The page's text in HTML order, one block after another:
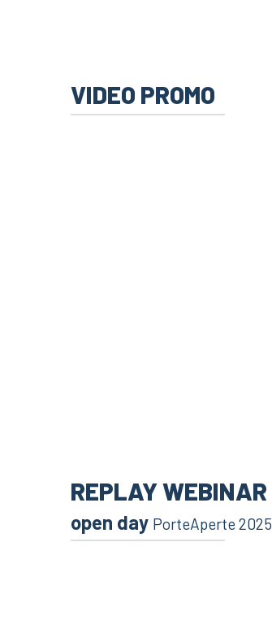
VIDEO PROMO
REPLAY WEBINAR
open day PorteAperte 2025